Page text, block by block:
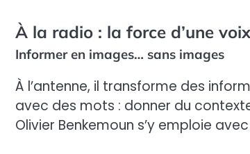
À la radio : la force d’une
Informer en images… sans images
À l’antenne, il transforme des
avec des mots : donner du
Olivier Benkemoun s’y emploie